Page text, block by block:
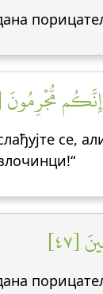
مُّجۡرِمُونَ
се,
[٤٧]